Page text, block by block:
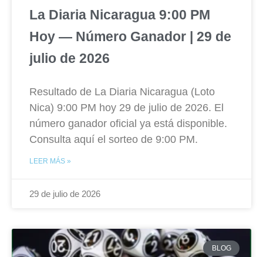
La Diaria Nicaragua 9:00 PM
Hoy — Número Ganador | 29 de
julio de 2026
Resultado de La Diaria Nicaragua (Loto
Nica) 9:00 PM hoy 29 de julio de 2026. El
número ganador oficial ya está disponible.
Consulta aquí el sorteo de 9:00 PM.
LEER MÁS »
29 de julio de 2026
BLOG